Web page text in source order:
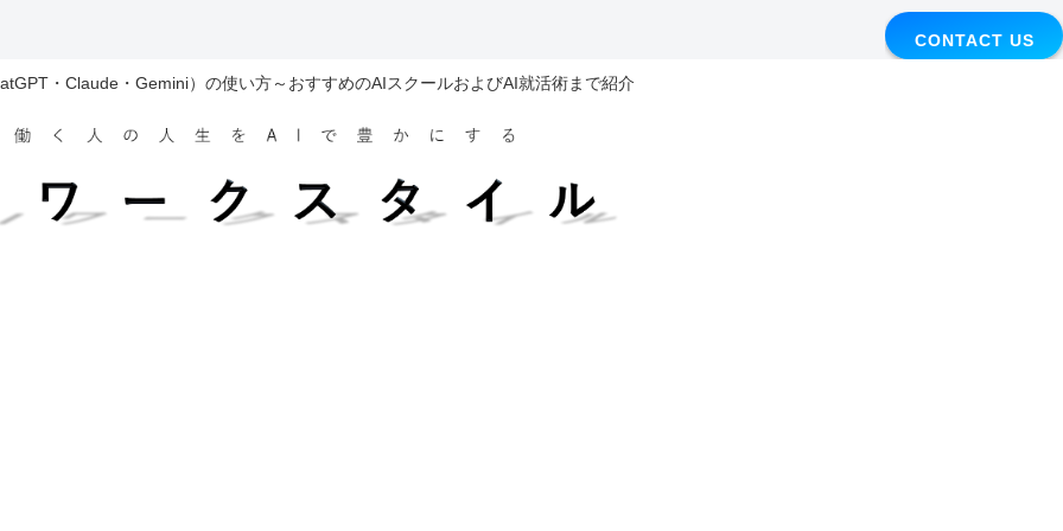
CONTACT US
・Claude・Gemini）の使い方～おすすめのAIスクールおよびAI就活術まで紹介